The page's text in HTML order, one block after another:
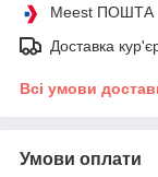
Meest ПОШТА
Доставка
Всі умови
Умови оплати